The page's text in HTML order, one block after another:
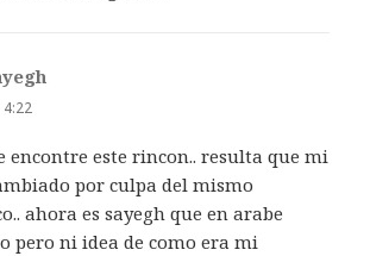
encontre este rincon.. resulta que mi
por culpa del mismo
ahora es sayegh que en arabe
pero ni idea de como era mi